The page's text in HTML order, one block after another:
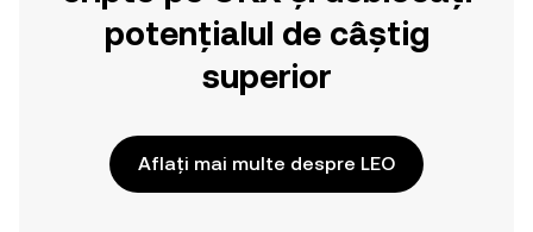
potențialul de câștig
superior
Aflați mai multe despre LEO